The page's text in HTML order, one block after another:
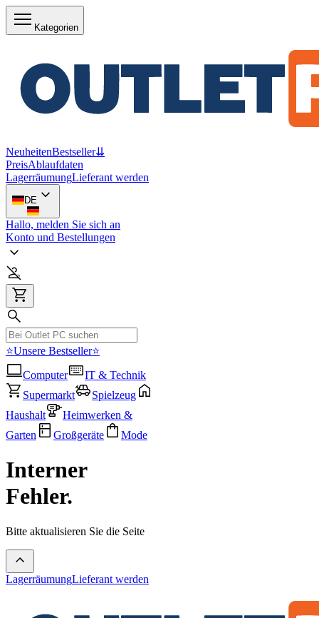
Kategorien
NeuheitenBestseller⇊
PreisAblaufdaten
LagerräumungLieferant werden
DE
Hallo, melden Sie sich an
Konto und Bestellungen
⭐Unsere Bestseller⭐
Computer
IT & Technik
Supermarkt
Spielzeug
Haushalt
Heimwerken &
Garten
Großgeräte Mode
Interner
Fehler.
Bitte aktualisieren Sie die Seite
LagerräumungLieferant werden